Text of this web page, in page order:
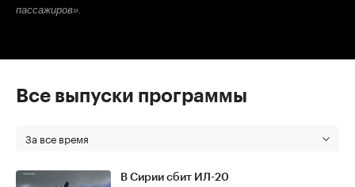
пассажиров».
Все выпуски программы
За все время
В Сирии сбит ИЛ-20